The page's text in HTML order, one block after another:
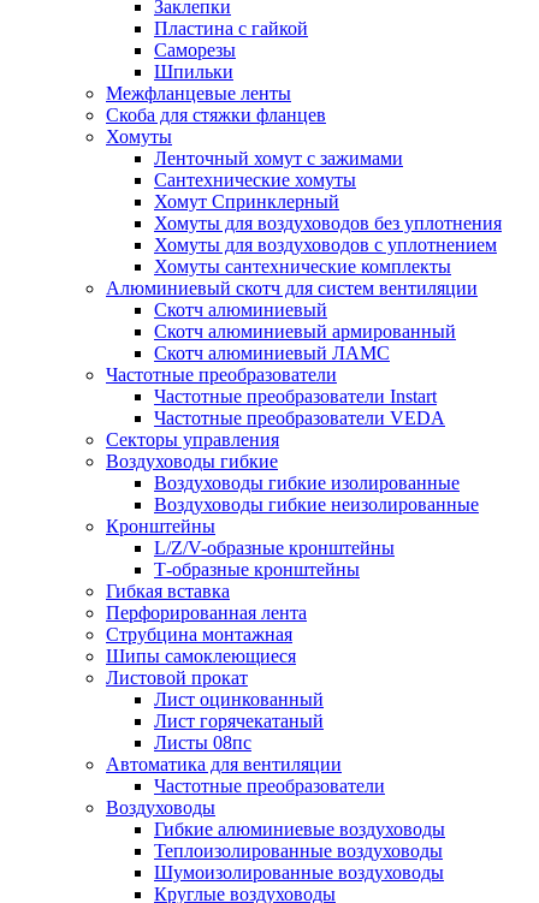
Заклепки
Пластина с гайкой
Саморезы
Шпильки
Межфланцевые ленты
Скоба для стяжки фланцев
Хомуты
Ленточный хомут с зажимами
Сантехнические хомуты
Хомут Спринклерный
Хомуты для воздуховодов без уплотнения
Хомуты для воздуховодов с уплотнением
Хомуты сантехнические комплекты
Алюминиевый скотч для систем вентиляции
Скотч алюминиевый
Скотч алюминиевый армированный
Скотч алюминиевый ЛАМС
Частотные преобразователи
Частотные преобразователи Instart
Частотные преобразователи VEDA
Секторы управления
Воздуховоды гибкие
Воздуховоды гибкие изолированные
Воздуховоды гибкие неизолированные
Кронштейны
L/Z/V-образные кронштейны
Т-образные кронштейны
Гибкая вставка
Перфорированная лента
Струбцина монтажная
Шипы самоклеющиеся
Листовой прокат
Лист оцинкованный
Лист горячекатаный
Листы 08пс
Автоматика для вентиляции
Частотные преобразователи
Воздуховоды
Гибкие алюминиевые воздуховоды
Теплоизолированные воздуховоды
Шумоизолированные воздуховоды
Круглые воздуховоды